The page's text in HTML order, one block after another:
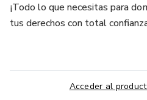
¡Todo lo que necesitas para
tus derechos con total
Acceder al